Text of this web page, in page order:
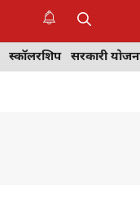
स्कॉलरशिप सरकारी